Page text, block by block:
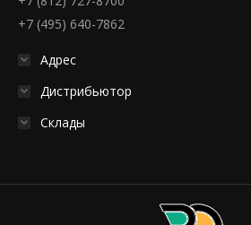
+7 (495) 640-7862
Адрес
Дистрибьютор
Склады